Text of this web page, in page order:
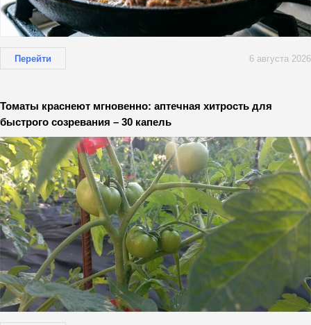
Перейти 6 августа 2026
Томаты краснеют мгновенно: аптечная хитрость для
быстрого созревания – 30 капель